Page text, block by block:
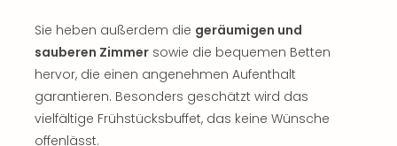
Sie heben außerdem die geräumigen und
sauberen Zimmer sowie die bequemen Betten
hervor, die einen angenehmen Aufenthalt
garantieren. Besonders geschätzt wird das
vielfältige Frühstücksbuffet, das keine Wünsche
offenlässt.